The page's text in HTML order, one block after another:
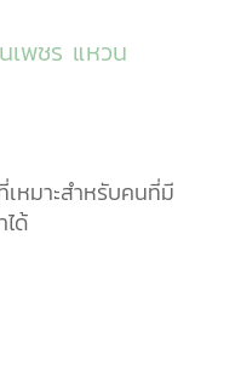
เพชร แหวน
หมาะสำหรับคนที่มี
ด้